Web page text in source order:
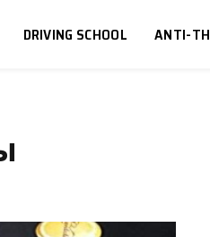
DRIVING SCHOOL ANTI-